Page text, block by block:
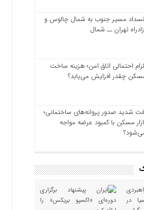
مسیر جنوب به شمال چالوس و
تهران ــ شمال
احتمالی اتاق امن؛ هزینه ساخت
چقدر افزایش می‌یابد؟
شدید صدور پروانه‌های ساختمانی؛
مسکن با کمبود عرضه مواجه